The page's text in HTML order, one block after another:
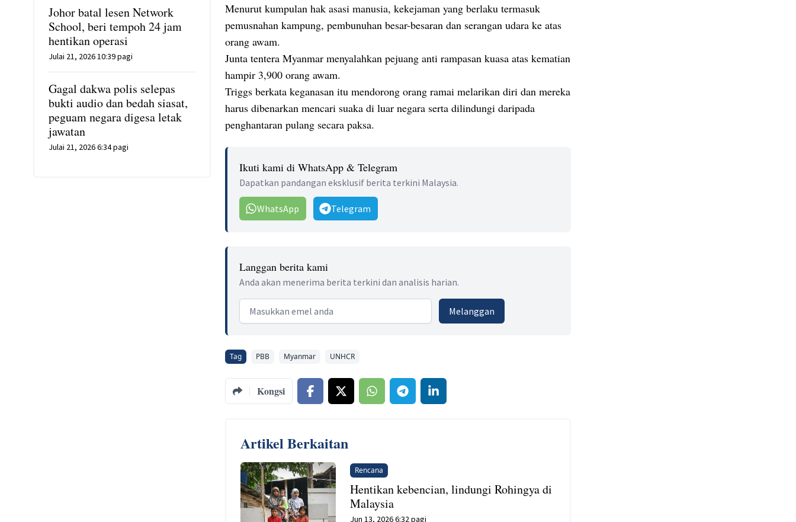
Johor batal lesen Network
School, beri tempoh 24 jam
hentikan operasi
Julai 21, 2026 10:39 pagi
Gagal dakwa polis selepas
bukti audio dan bedah siasat,
peguam negara digesa letak
jawatan
Julai 21, 2026 6:34 pagi
Menurut kumpulan hak asasi manusia, kekejaman yang berlaku termasuk
pemusnahan kampung, pembunuhan besar-besaran dan serangan udara ke atas
orang awam.
Junta tentera Myanmar menyalahkan pejuang anti rampasan kuasa atas kematian
hampir 3,900 orang awam.
Triggs berkata keganasan itu mendorong orang ramai melarikan diri dan mereka
harus dibenarkan mencari suaka di luar negara serta dilindungi daripada
penghantaran pulang secara paksa.
Ikuti kami di WhatsApp & Telegram
Dapatkan pandangan eksklusif berita terkini Malaysia.
WhatsApp Telegram
Langgan berita kami
Anda akan menerima berita terkini dan analisis harian.
Email address Melanggan
Tag PBB Myanmar UNHCR
Kongsi
Artikel Berkaitan
Rencana
Hentikan kebencian, lindungi Rohingya di
Malaysia
Jun 13, 2026 6:32 pagi